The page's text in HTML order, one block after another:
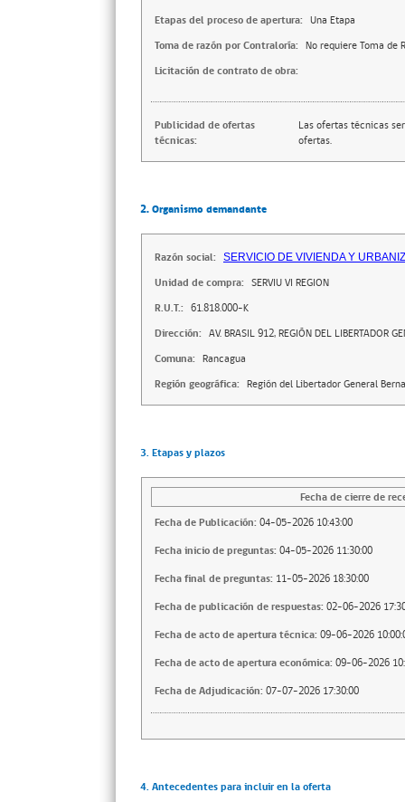
Etapas del proceso de apertura: Una Etapa
Toma de razón por Contraloría: No requiere Toma de
Licitación de contrato de obra:
Publicidad de ofertas
técnicas:
Las ofertas técnicas
ofertas.
2. Organismo demandante
Razón social: SERVICIO DE VIVIENDA Y
Unidad de compra: SERVIU VI REGION
R.U.T.: 61.818.000-K
Dirección: AV. BRASIL 912, REGIÓN DEL LIBERTADOR
Comuna: Rancagua
Región geográfica: Región del Libertador General
3. Etapas y plazos
Fecha de cierre de
Fecha de Publicación: 04-05-2026 10:43:00
Fecha inicio de preguntas: 04-05-2026 11:30:00
Fecha final de preguntas: 11-05-2026 18:30:00
Fecha de publicación de respuestas: 02-06-2026
Fecha de acto de apertura técnica: 09-06-2026
Fecha de acto de apertura económica: 09-06-2026
Fecha de Adjudicación: 07-07-2026 17:30:00
4. Antecedentes para incluir en la oferta